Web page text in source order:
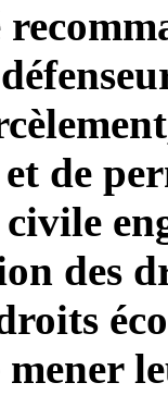
de
civile
des